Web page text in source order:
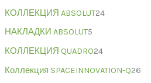
КОЛЛЕКЦИЯ ABSOLUT24
НАКЛАДКИ ABSOLUT5
КОЛЛЕКЦИЯ QUADRO24
Коллекция SPACEINNOVATION-Q26